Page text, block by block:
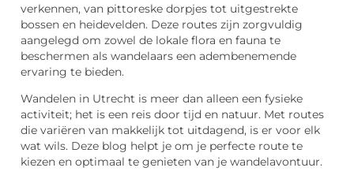
verkennen, van pittoreske dorpjes tot uitgestrekte
bossen en heidevelden. Deze routes zijn zorgvuldig
aangelegd om zowel de lokale flora en fauna te
beschermen als wandelaars een adembenemende
ervaring te bieden.
Wandelen in Utrecht is meer dan alleen een fysieke
activiteit; het is een reis door tijd en natuur. Met routes
die variëren van makkelijk tot uitdagend, is er voor elk
wat wils. Deze blog helpt je om je perfecte route te
kiezen en optimaal te genieten van je wandelavontuur.